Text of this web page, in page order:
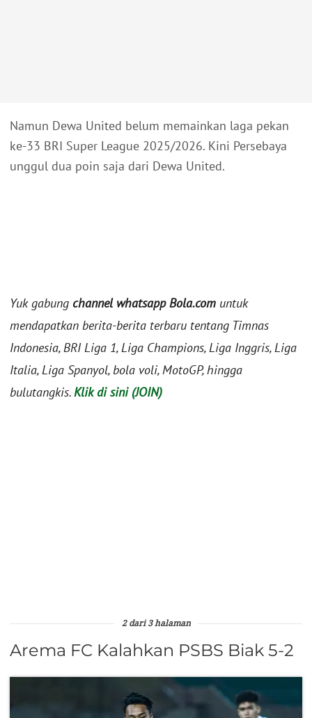
Namun Dewa United belum memainkan laga pekan
ke-33 BRI Super League 2025/2026. Kini Persebaya
unggul dua poin saja dari Dewa United.
Yuk gabung channel whatsapp Bola.com untuk
mendapatkan berita-berita terbaru tentang Timnas
Indonesia, BRI Liga 1, Liga Champions, Liga Inggris, Liga
Italia, Liga Spanyol, bola voli, MotoGP, hingga
bulutangkis.Klik di sini (JOIN)
2 dari 3 halaman
Arema FC Kalahkan PSBS Biak 5-2